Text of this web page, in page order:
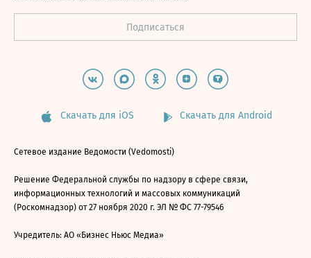
Скачать для iOS Скачать для Android
Сетевое издание Ведомости (Vedomosti)
Решение Федеральной службы по надзору в сфере связи,
информационных технологий и массовых коммуникаций
(Роскомнадзор) от 27 ноября 2020 г. ЭЛ № ФС 77-79546
Учредитель: АО «Бизнес Ньюс Медиа»